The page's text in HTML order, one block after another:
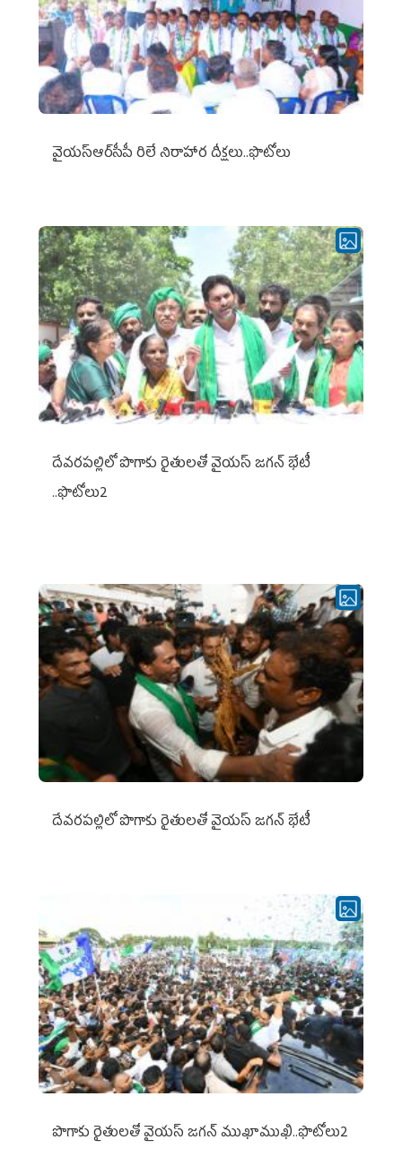
వైయ‌స్ఆర్‌సీపీ రిలే నిరాహార దీక్షలు..ఫొటోలు
దేవరపల్లిలో పొగాకు రైతులతో వైయస్ జగన్ భేటీ
..ఫొటోలు2
దేవరపల్లిలో పొగాకు రైతులతో వైయస్ జగన్ భేటీ
పొగాకు రైతుల‌తో వైయ‌స్ జ‌గ‌న్ ముఖాముఖి..ఫొటోలు2